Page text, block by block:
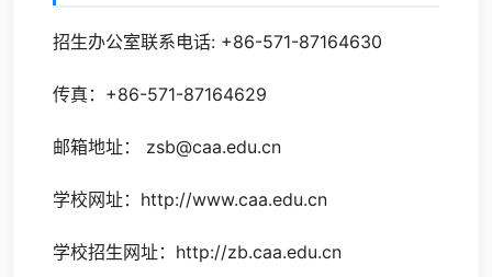
招生办公室联系电话: +86-571-87164630
传真：+86-571-87164629
邮箱地址： zsb@caa.edu.cn
学校网址：http://www.caa.edu.cn
学校招生网址： http://zb.caa.edu.cn